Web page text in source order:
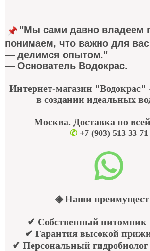
"Мы сами давно владеем
понимаем, что важно для
— делимся опытом."
— Основатель Водокрас.
Интернет-магазин "Водокрас"
в создании идеальных
Москва. Доставка по
✆ +7 (903) 513 33 71
◈ Наши
✔ Собственный питомник
✔ Гарантия высокой
✔ Персональный гидробиолог